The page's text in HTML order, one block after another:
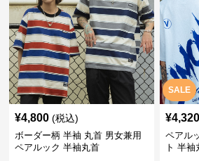
¥4,800 (税込)
ボーダー柄 半袖 丸首 男女兼用
ペアルック 半袖丸首
SALE
¥4,320
ペアル
ト 半